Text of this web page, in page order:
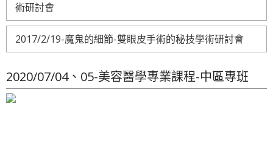
術研討會
2017/2/19-魔鬼的細節-雙眼皮手術的秘技學術研討會
2020/07/04、05-美容醫學專業課程-中區專班